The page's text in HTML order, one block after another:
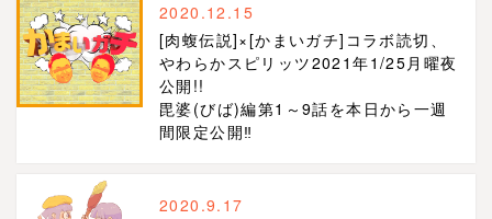
2020.12.15
[肉蝮伝説]×[かまいガチ]コラボ読切、
やわらかスピリッツ2021年1/25月曜夜
公開!!
毘婆(びば)編第1～9話を本日から一週
間限定公開‼
2020.9.17